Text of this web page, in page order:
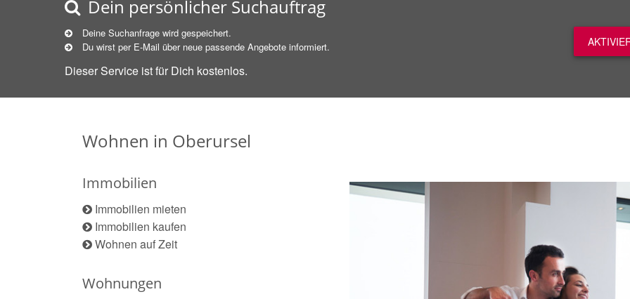
Dein persönlicher Suchauftrag
Deine Suchanfrage wird gespeichert.
Du wirst per E-Mail über neue passende Angebote informiert.
Dieser Service ist für Dich kostenlos.
Wohnen in Oberursel
Immobilien
Immobilien mieten
Immobilien kaufen
Wohnen auf Zeit
Wohnungen